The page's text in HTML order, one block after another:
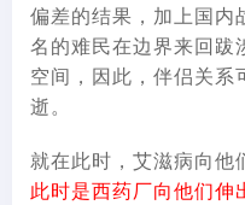
偏差的结果，加上国内
名的难民在边界来回跋
空间，因此，伴侣关系
逝。
就在此时，艾滋病向他
此时是西药厂向他们伸